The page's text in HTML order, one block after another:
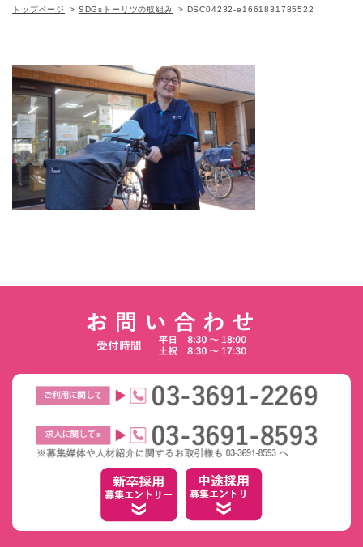
トップページ SDGsトーリツの取組み DSC04232-e1661831785522